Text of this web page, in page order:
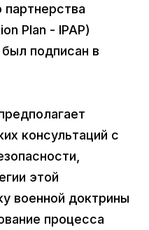
партнерства
Plan - IPAP)
подписан в
консультаций с
этой
военной доктрины
процесса